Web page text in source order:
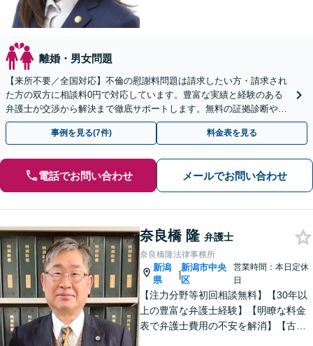
離婚・男女問題
【来所不要／全国対応】不倫の慰謝料問題は請求したい方・請求され
た方の双方に相談料0円で対応しています。豊富な実績と経験のある
弁護士が交渉から解決まで徹底サポートします。無料の証拠診断や着
手金の返還保証もありますので安心してご相談ください。
事例を見る(7件) 料金表を見る
電話でお問い合わせ メールでお問い合わせ
奈良橋 隆 弁護士
奈良橋隆法律事務所
新潟
県
|
新潟市中央
区
営業時間：本日定休
日
【注力分野等初回相談無料】【30年以
上の豊富な弁護士経験】【明瞭な料金
表で弁護士費用の不安を解消】【古町